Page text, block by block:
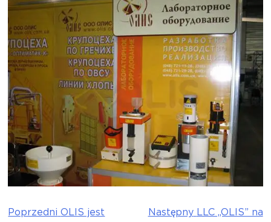
Nawigacja
Poprzedni OLIS jest
Następny LLC „OLIS” na